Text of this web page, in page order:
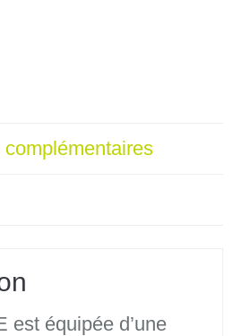
complémentaires
est équipée d’une